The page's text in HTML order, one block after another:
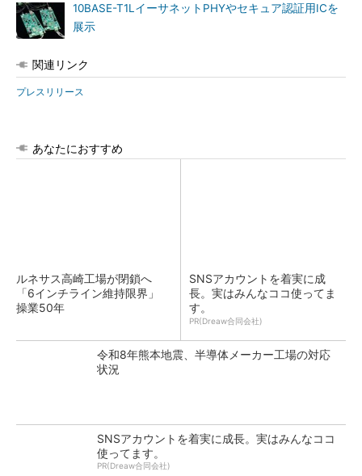
10BASE-T1LイーサネットPHYやセキュア認証用ICを
展示
関連リンク
プレスリリース
あなたにおすすめ
ルネサス高崎工場が閉鎖へ
「6インチライン維持限界」
操業50年
SNSアカウントを着実に成
長。実はみんなココ使ってま
す。
PR(Dreaw合同会社)
令和8年熊本地震、半導体メーカー工場の対応
状況
SNSアカウントを着実に成長。実はみんなココ
使ってます。
PR(Dreaw合同会社)